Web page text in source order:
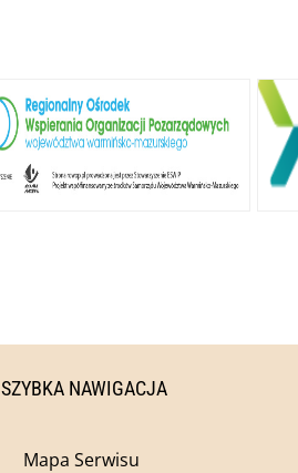
SZYBKA NAWIGACJA
Mapa Serwisu